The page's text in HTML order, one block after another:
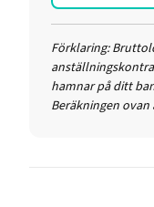
Förklaring:
hamnar på ditt
Beräkningen